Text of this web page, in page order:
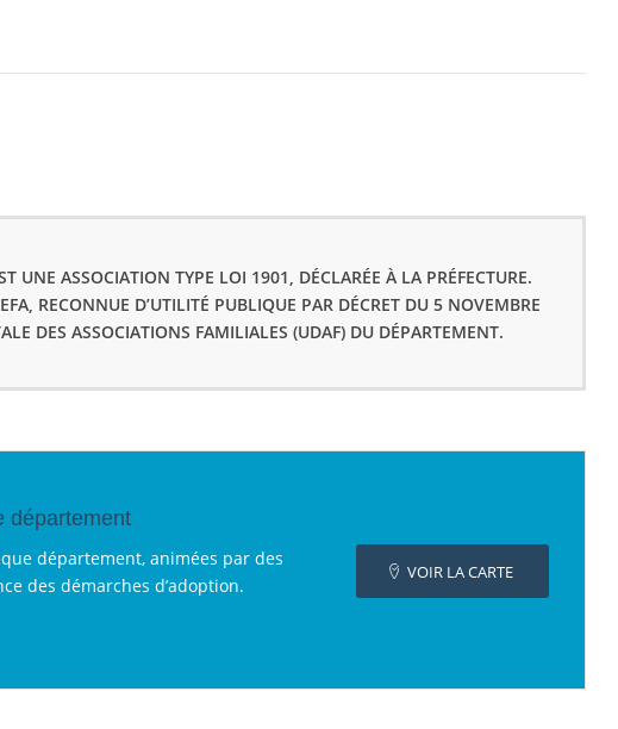
UNE ASSOCIATION TYPE LOI 1901, DÉCLARÉE À LA PRÉFECTURE.
RECONNUE D’UTILITÉ PUBLIQUE PAR DÉCRET DU 5 NOVEMBRE
DES ASSOCIATIONS FAMILIALES (UDAF) DU DÉPARTEMENT.
département
département, animées par des
des démarches d’adoption.
VOIR LA CARTE